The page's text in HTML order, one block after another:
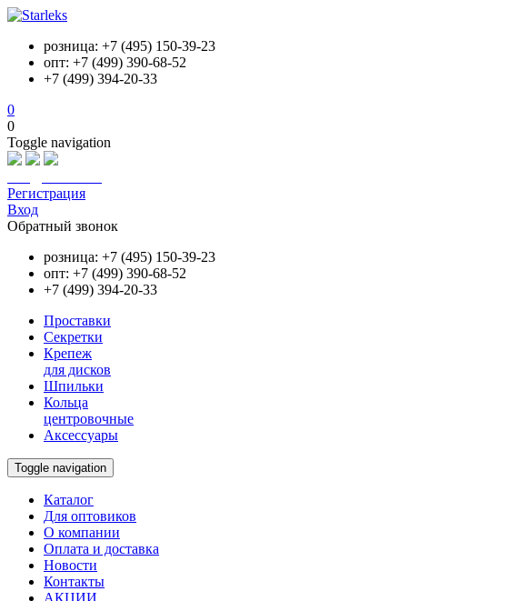
розница: +7 (495) 150-39-23
опт: +7 (499) 390-68-52
+7 (499) 394-20-33
0
0
Toggle navigation
Регистрация
Вход
Обратный звонок
розница: +7 (495) 150-39-23
опт: +7 (499) 390-68-52
+7 (499) 394-20-33
Проставки
Секретки
Крепеж
для дисков
Шпильки
Кольца
центровочные
Аксессуары
Toggle navigation
Каталог
Для оптовиков
О компании
Оплата и доставка
Новости
Контакты
АКЦИИ